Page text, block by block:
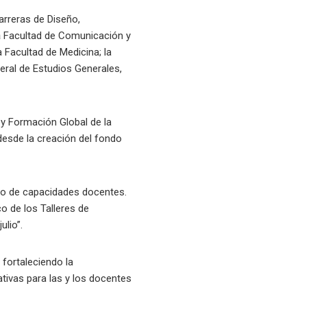
de Diseño,
de Comunicación y
de Medicina; la
de Estudios Generales,
Formación Global de la
la creación del fondo
de capacidades docentes.
de los Talleres de
fortaleciendo la
para las y los docentes